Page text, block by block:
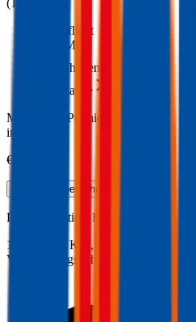
(
Haftpflicht
€ 20 Mio.
Freischaden
Assistance
Monatliche Prämie
inkl. mVSt.
€ 79,59
berechnen
Pontiac
Pontiac, Haftpflicht
140 PS/103 KW, benzin, Baujahr
Versicherungsnehmer 30 Jahre